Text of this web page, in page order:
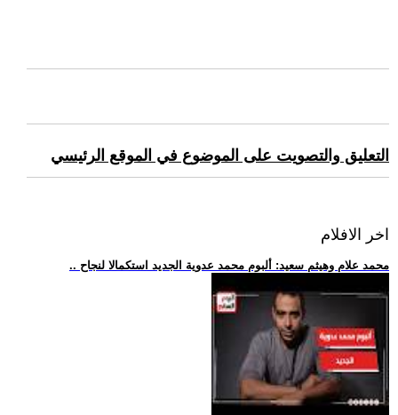
التعليق والتصويت على الموضوع في الموقع الرئيسي
اخر الافلام
.. محمد علام وهيثم سعيد: ألبوم محمد عدوية الجديد استكمالا لنجاح